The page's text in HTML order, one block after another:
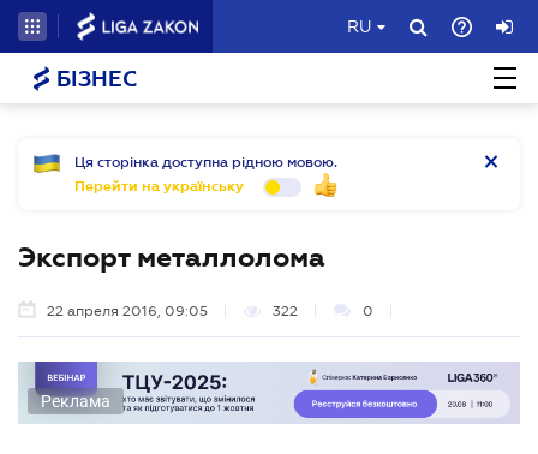
RU
БІЗНЕС
Ця сторінка доступна рідною мовою.
Перейти на українську
Экспорт металлолома
22 апреля 2016, 09:05 322 0
Реклама